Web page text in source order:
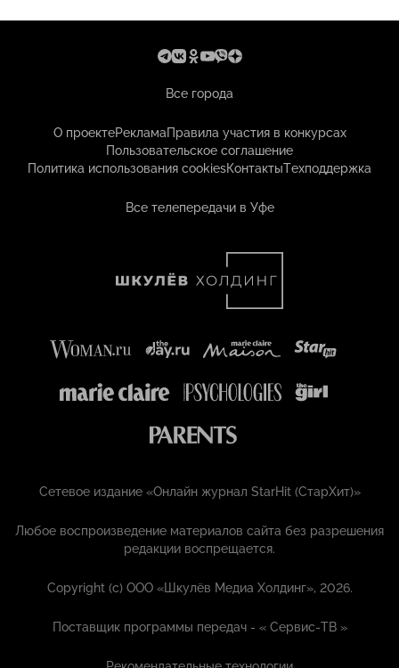
Все города
О проектеРекламаПравила участия в конкурсах
Пользовательское соглашение
Политика использования cookiesКонтактыТехподдержка
Все телепередачи в Уфе
Сетевое издание «Онлайн журнал StarHit (СтарХит)»
Любое воспроизведение материалов сайта без разрешения
редакции воспрещается.
Copyright (с) ООО «Шкулёв Медиа Холдинг», 2026.
Поставщик программы передач - «Сервис-ТВ »